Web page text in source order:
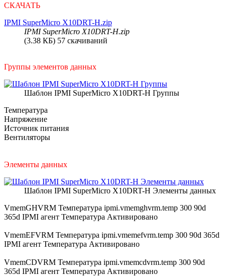
СКАЧАТЬ
IPMI SuperMicro X10DRT-H.zip
IPMI SuperMicro X10DRT-H.zip
(3.38 КБ) 57 скачиваний
Группы элементов данных
Шаблон IPMI SuperMicro X10DRT-H Группы
Температура
Напряжение
Источник питания
Вентиляторы
Элементы данных
Шаблон IPMI SuperMicro X10DRT-H Элементы данных
VmemGHVRM Температура ipmi.vmemghvrm.temp 300 90d
365d IPMI агент Температура Активировано
VmemEFVRM Температура ipmi.vmemefvrm.temp 300 90d 365d
IPMI агент Температура Активировано
VmemCDVRM Температура ipmi.vmemcdvrm.temp 300 90d
365d IPMI агент Температура Активировано